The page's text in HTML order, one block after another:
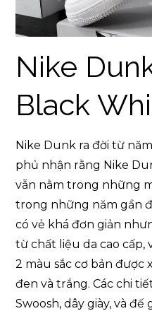
Nike
Black
Nike Dunk ra đời từ
phủ nhận rằng Nike
vẫn nằm trong những
trong những năm gần
có vẻ khá đơn giản
từ chất liệu da cao cấp,
2 màu sắc cơ bản được
đen và trắng. Các chi
Swoosh, dây giày, và